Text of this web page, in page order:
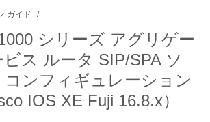
ガイド
シリーズ アグリゲー
ス ルータ SIP/SPA ソ
ンフィギュレーション
IOS XE Fuji 16.8.x）